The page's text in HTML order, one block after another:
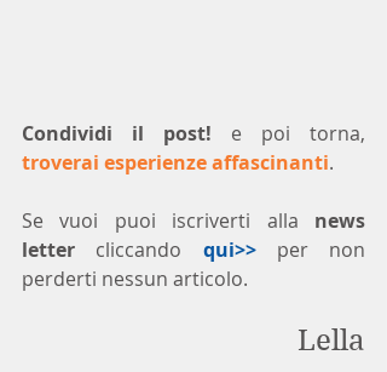
Condividi il post!
troverai esperienze affascinanti.
Se vuoi puoi iscriverti alla news
letter cliccando qui>> per non
perderti nessun articolo.
Lella